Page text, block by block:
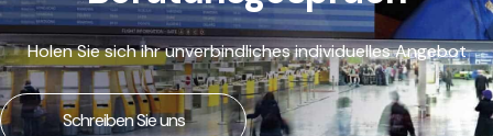
Holen Sie sich ihr unverbindliches individuelles Angebot
Schreiben Sie uns